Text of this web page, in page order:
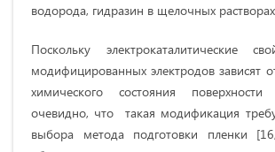
водорода, гидразин в щелочных
Поскольку электрокаталитические
модифицированных электродов зависят
химического состояния
очевидно, что такая модификация
выбора метода подготовки пленки